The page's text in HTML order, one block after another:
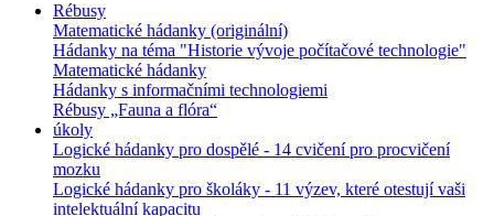
Rébusy
Matematické hádanky (originální)
Hádanky na téma "Historie vývoje počítačové technologie"
Matematické hádanky
Hádanky s informačními technologiemi
Rébusy „Fauna a flóra“
úkoly
Logické hádanky pro dospělé - 14 cvičení pro procvičení
mozku
Logické hádanky pro školáky - 11 výzev, které otestují vaši
intelektuální kapacitu